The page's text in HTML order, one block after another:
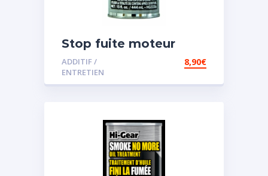
Stop fuite moteur
ADDITIF /
ENTRETIEN
8,90€